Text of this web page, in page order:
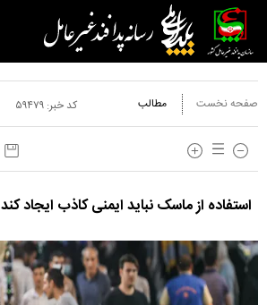
صفحه نخست مطالب کد خبر: ۵۹۴۷۹
استفاده از ماسک نباید ایمنی کاذب ایجاد کند